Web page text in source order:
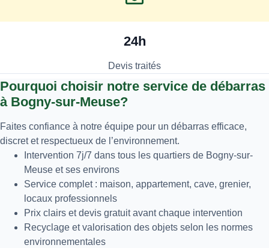
24h
Devis traités
Pourquoi choisir notre service de débarras
à Bogny-sur-Meuse?
Faites confiance à notre équipe pour un débarras efficace,
discret et respectueux de l’environnement.
Intervention 7j/7 dans tous les quartiers de Bogny-sur-
Meuse et ses environs
Service complet : maison, appartement, cave, grenier,
locaux professionnels
Prix clairs et devis gratuit avant chaque intervention
Recyclage et valorisation des objets selon les normes
environnementales